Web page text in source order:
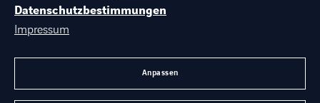
KARRIERE BEI AXIANS
Datenschutzbestimmungen
Impressum
Anpassen